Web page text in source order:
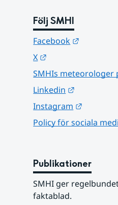
Följ SMHI
Facebook
X
SMHIs meteorologer
Linkedin
Instagram
Policy för sociala
Publikationer
SMHI ger
faktablad.